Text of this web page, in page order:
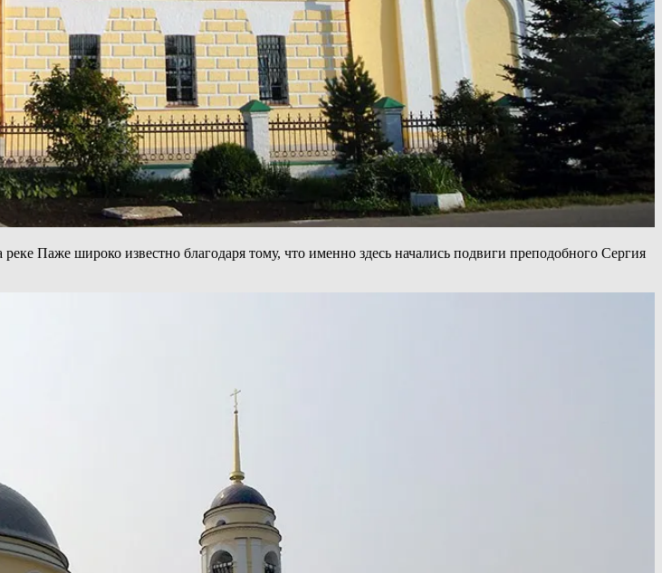
Паже широко известно благодаря тому, что именно здесь начались подвиги преподобного Сергия